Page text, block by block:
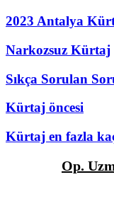
2023 Antalya
Narkozsuz Kürtaj
Sıkça Sorulan
Kürtaj öncesi
Kürtaj en fazla
Op.